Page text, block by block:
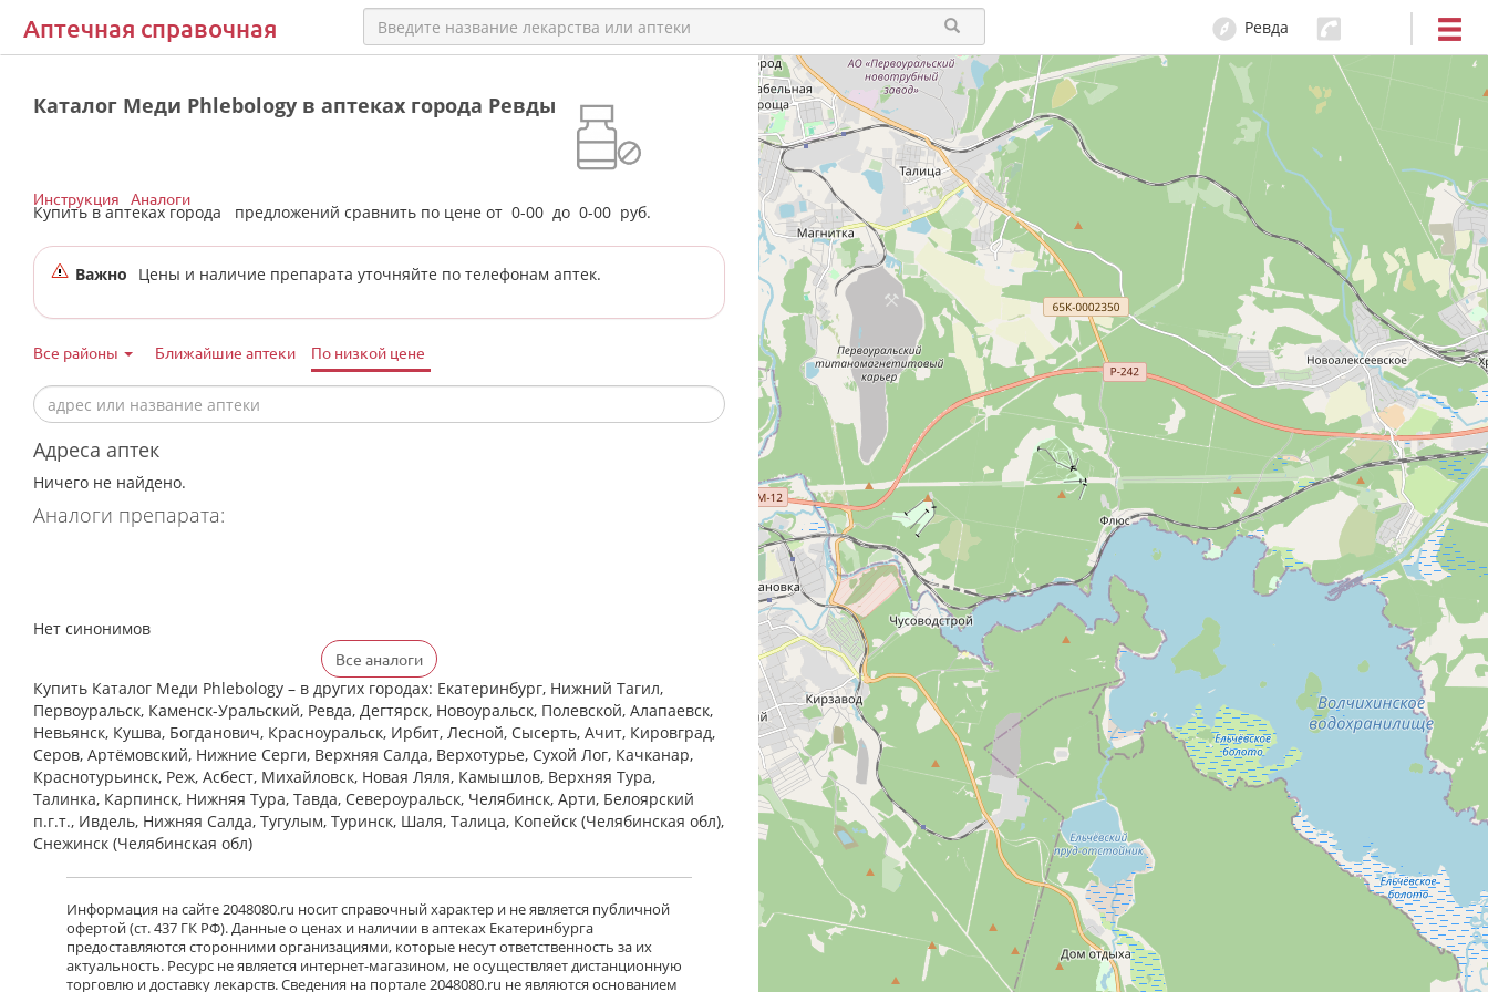
Аптечная справочная Ревда
Каталог Меди Phlebology в аптеках города Ревды
Купить в аптеках города предложений сравнить по цене от 0-00 до 0-00 руб.
Инструкция Аналоги
Важно Цены и наличие препарата уточняйте по телефонам аптек.
Все районы Ближайшие аптеки По низкой цене
Адреса аптек
Ничего не найдено.
Аналоги препарата:
Нет синонимов
Все аналоги
Купить Каталог Меди Phlebology – в других городах: Екатеринбург, Нижний Тагил,
Первоуральск, Каменск-Уральский, Ревда, Дегтярск, Новоуральск, Полевской, Алапаевск,
Невьянск, Кушва, Богданович, Красноуральск, Ирбит, Лесной, Сысерть, Ачит, Кировград,
Серов, Артёмовский, Нижние Cерги, Верхняя Салда, Верхотурье, Сухой Лог, Качканар,
Краснотурьинск, Реж, Асбест, Михайловск, Новая Ляля, Камышлов, Верхняя Тура,
Талинка, Карпинск, Нижняя Тура, Тавда, Североуральск, Челябинск, Арти, Белоярский
п.г.т., Ивдель, Нижняя Салда, Тугулым, Туринск, Шаля, Талица, Копейск (Челябинская обл),
Снежинск (Челябинская обл)
Информация на сайте 2048080.ru носит справочный характер и не является публичной
офертой (ст. 437 ГК РФ). Данные о ценах и наличии в аптеках Екатеринбурга
предоставляются сторонними организациями, которые несут ответственность за их
актуальность. Ресурс не является интернет-магазином, не осуществляет дистанционную
торговлю и доставку лекарств. Сведения на портале 2048080.ru не являются основанием